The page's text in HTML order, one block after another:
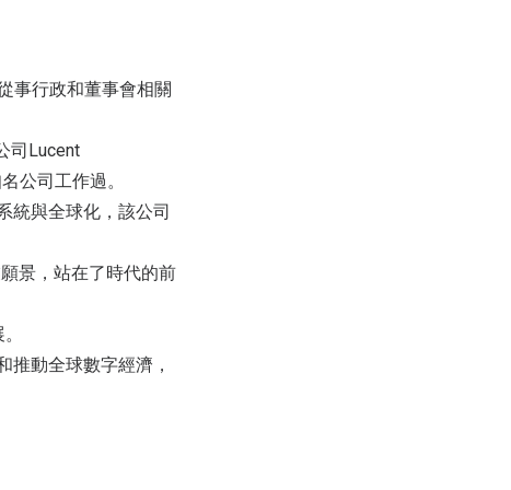
事行政和董事會相關
司Lucent
公司工作過。
統與全球化，該公司
景，站在了時代的前
動全球數字經濟，